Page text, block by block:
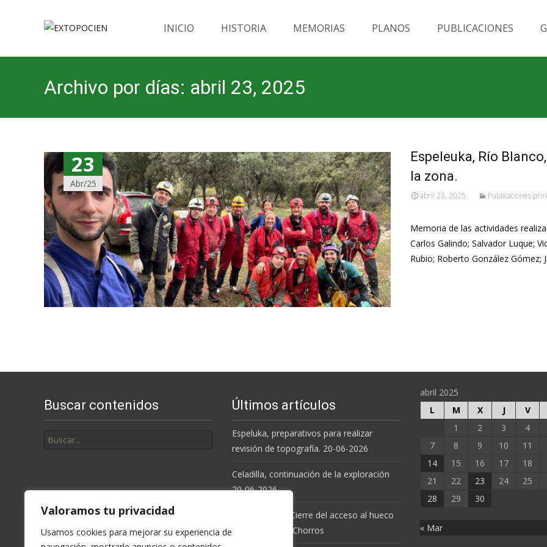
Valoramos tu privacidad
Usamos cookies para mejorar su experiencia de
INICIO HISTORIA MEMORIAS PLANOS PUBLICACIONES
Archivo por días: abril 23, 2025
23
Abr/25
Espeleuka, Río
la zona.
abril 23, 2025 Publicaciones
Memoria de las actividades
Carlos Galindo; Salvador Luque;
Rubio; Roberto González Gómez;
Buscar contenidos
por:
Últimos artículos
Espeluka, preparativos para realizar
revisión de topografía. 20-06-2026
Celadilla, continuación de la exploración
20-06-2026.
Resolución de Cierre del acceso al hueco
de la Cueva de Chorros
abril 2025
L
M X J V
1
2 3 4
7
8 9 10 11
14
15 16 17 18
21
22 23 24 25
28
29 30
« Mar